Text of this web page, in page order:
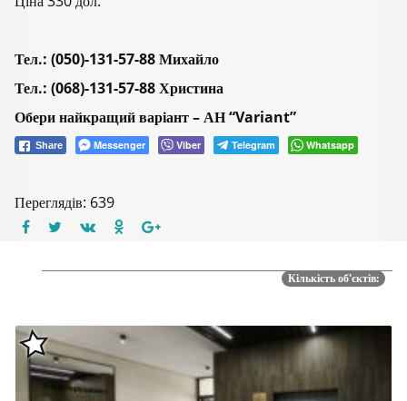
Тел.: (050)-131-57-88 Михайло
Тел.: (068)-131-57-88 Христина
Обери найкращий варіант – АН “Variant”
Share Messenger Viber Telegram Whatsapp
Переглядів: 639
Кількість об'єктів: